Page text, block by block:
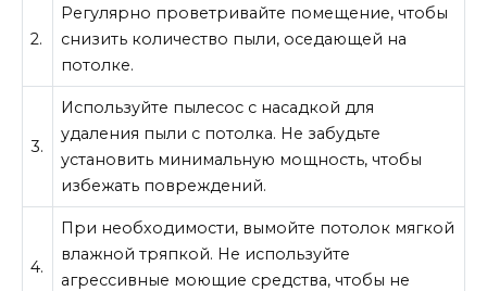
2.
Регулярно проветривайте помещение, чтобы
снизить количество пыли, оседающей на
потолке.
3.
Используйте пылесос с насадкой для
удаления пыли с потолка. Не забудьте
установить минимальную мощность, чтобы
избежать повреждений.
4.
При необходимости, вымойте потолок мягкой
влажной тряпкой. Не используйте
агрессивные моющие средства, чтобы не